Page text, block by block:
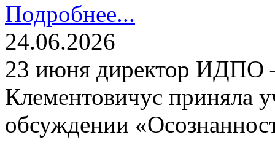
Подробнее...
24.06.2026
23 июня директор
Клементовичус приняла
обсуждении